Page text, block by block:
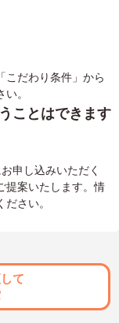
こだわり条件」から
。
ことはできます
申し込みいただく
提案いたします。情
さい。
て